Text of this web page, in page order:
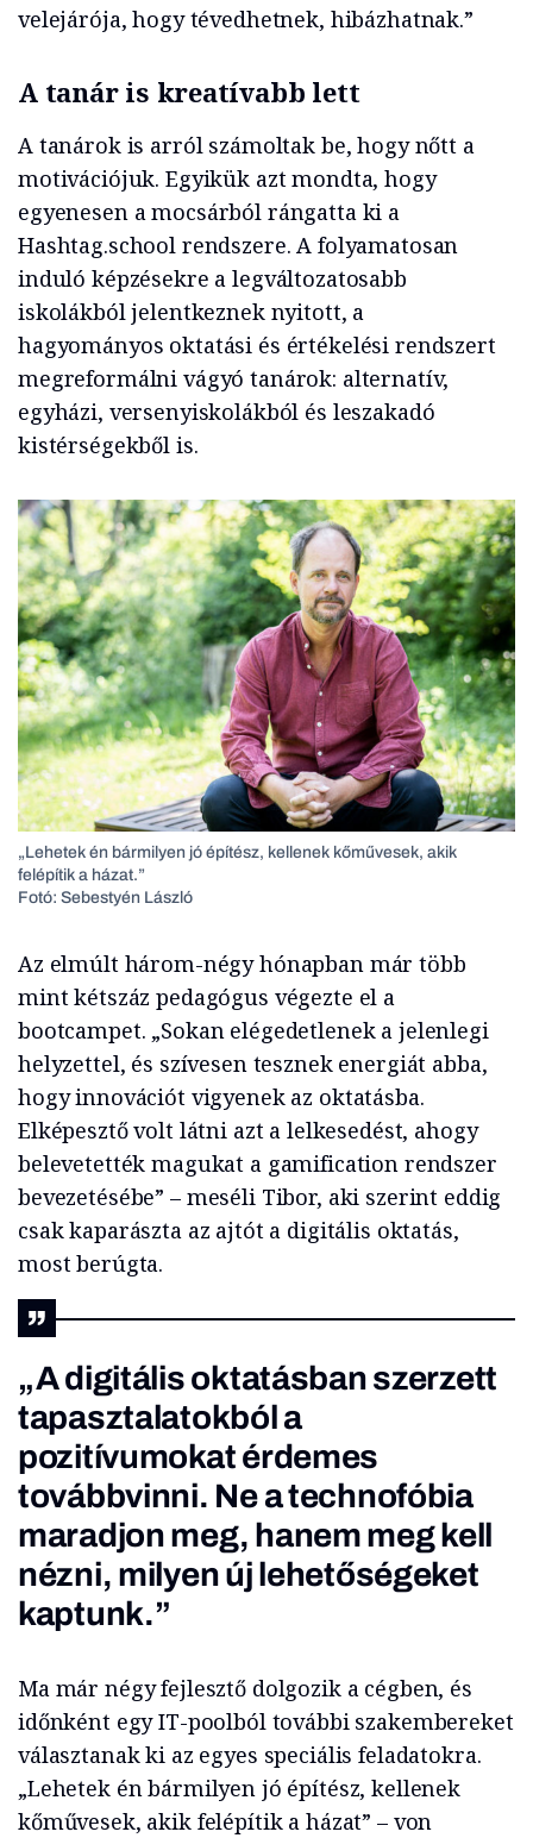
velejárója, hogy tévedhetnek, hibázhatnak.”
A tanár is kreatívabb lett
A tanárok is arról számoltak be, hogy nőtt a
motivációjuk. Egyikük azt mondta, hogy
egyenesen a mocsárból rángatta ki a
Hashtag.school rendszere. A folyamatosan
induló képzésekre a legváltozatosabb
iskolákból jelentkeznek nyitott, a
hagyományos oktatási és értékelési rendszert
megreformálni vágyó tanárok: alternatív,
egyházi, versenyiskolákból és leszakadó
kistérségekből is.
„Lehetek én bármilyen jó építész, kellenek kőművesek, akik
felépítik a házat.”
Fotó: Sebestyén László
Az elmúlt három-négy hónapban már több
mint kétszáz pedagógus végezte el a
bootcampet. „Sokan elégedetlenek a jelenlegi
helyzettel, és szívesen tesznek energiát abba,
hogy innovációt vigyenek az oktatásba.
Elképesztő volt látni azt a lelkesedést, ahogy
belevetették magukat a gamification rendszer
bevezetésébe” – meséli Tibor, aki szerint eddig
csak kaparászta az ajtót a digitális oktatás,
most berúgta.
„A digitális oktatásban szerzett
tapasztalatokból a
pozitívumokat érdemes
továbbvinni. Ne a technofóbia
maradjon meg, hanem meg kell
nézni, milyen új lehetőségeket
kaptunk.”
Ma már négy fejlesztő dolgozik a cégben, és
időnként egy IT-poolból további szakembereket
választanak ki az egyes speciális feladatokra.
„Lehetek én bármilyen jó építész, kellenek
kőművesek, akik felépítik a házat” – von